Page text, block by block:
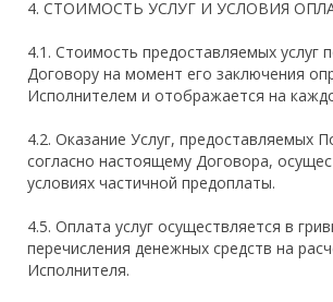
4. СТОИМОСТЬ УСЛУГ И УСЛОВИЯ
4.1. Стоимость предоставляемых услуг
Договору на момент его заключения
Исполнителем и отображается на
4.2. Оказание Услуг, предоставляемых
согласно настоящему Договора,
условиях частичной предоплаты.
4.5. Оплата услуг осуществляется в
перечисления денежных средств на
Исполнителя.